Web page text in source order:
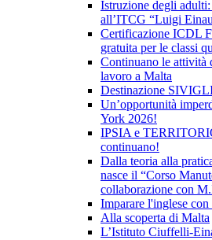
Istruzione degli
all’ITCG “Luigi
Certificazione ICDL
gratuita per le classi
Continuano le attività
lavoro a Malta
Destinazione
Un’opportunità
York 2026!
IPSIA e
continuano!
Dalla teoria alla
nasce il “Corso
collaborazione con
Imparare l'inglese
Alla scoperta di Malta
L’Istituto Ciuffelli-